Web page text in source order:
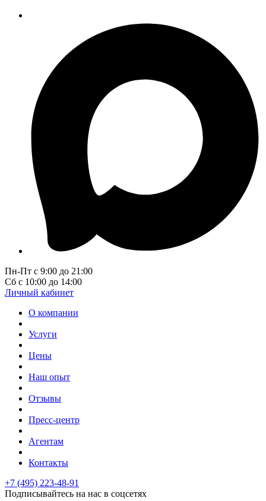
Пн-Пт с 9:00 до 21:00
Сб с 10:00 до 14:00
Личный кабинет
О компании
Услуги
Цены
Наш опыт
Отзывы
Пресс-центр
Агентам
Контакты
+7 (495) 223-48-91
Подписывайтесь на нас в соцсетях